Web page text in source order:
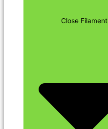
Close Filament